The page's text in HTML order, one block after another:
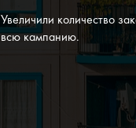
Увеличили количество
всю кампанию.